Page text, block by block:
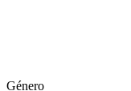
Género